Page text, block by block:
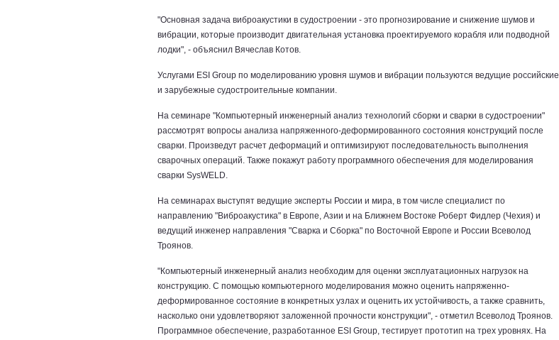
"Основная задача виброакустики в судостроении - это прогнозирование и снижение шумов и
вибрации, которые производит двигательная установка проектируемого корабля или подводной
лодки", - объяснил Вячеслав Котов.
Услугами ESI Group по моделированию уровня шумов и вибрации пользуются ведущие российские
и зарубежные судостроительные компании.
На семинаре "Компьютерный инженерный анализ технологий сборки и сварки в судостроении"
рассмотрят вопросы анализа напряженного-деформированного состояния конструкций после
сварки. Произведут расчет деформаций и оптимизируют последовательность выполнения
сварочных операций. Также покажут работу программного обеспечения для моделирования
сварки SysWELD.
На семинарах выступят ведущие эксперты России и мира, в том числе специалист по
направлению "Виброакустика" в Европе, Азии и на Ближнем Востоке Роберт Фидлер (Чехия) и
ведущий инженер направления "Сварка и Сборка" по Восточной Европе и России Всеволод
Троянов.
"Компьютерный инженерный анализ необходим для оценки эксплуатационных нагрузок на
конструкцию. С помощью компьютерного моделирования можно оценить напряженно-
деформированное состояние в конкретных узлах и оценить их устойчивость, а также сравнить,
насколько они удовлетворяют заложенной прочности конструкции", - отметил Всеволод Троянов.
Программное обеспечение, разработанное ESI Group, тестирует прототип на трех уровнях. На